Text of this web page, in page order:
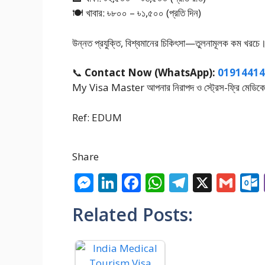
🍽️ খাবার: ৳৮০০ – ৳১,৫০০ (প্রতি দিন)
উন্নত প্রযুক্তি, বিশ্বমানের চিকিৎসা—তুলনামূলক কম খরচে।
📞 Contact Now (WhatsApp):
My Visa Master আপনার নিরাপদ ও স্ট্রেস-ফ্রি মেডিকেল
Ref: EDUM
Share
M
e
ss
e
n
Li
k
e
dI
F
ac
e
b
o
W
at
s
T
e
X G
Related Posts: